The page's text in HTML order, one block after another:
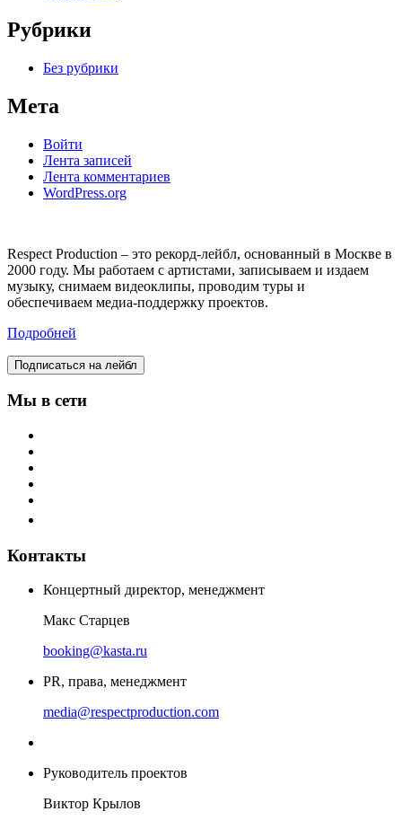
Рубрики
Без рубрики
Мета
Войти
Лента записей
Лента комментариев
WordPress.org
Respect Production – это рекорд-лейбл, основанный в Москве в
2000 году. Мы работаем с артистами, записываем и издаем
музыку, снимаем видеоклипы, проводим туры и
обеспечиваем медиа-поддержку проектов.
Подробней
Подписаться на лейбл
Мы в сети
Контакты
Концертный директор, менеджмент
Макс Старцев
booking@kasta.ru
PR, права, менеджмент
media@respectproduction.com
Руководитель проектов
Виктор Крылов